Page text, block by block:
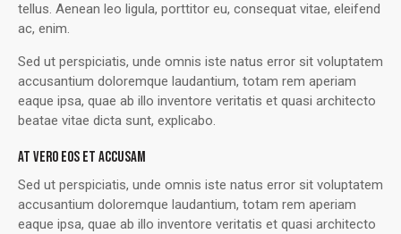
tellus. Aenean leo ligula, porttitor eu, consequat vitae, eleifend
ac, enim.
Sed ut perspiciatis, unde omnis iste natus error sit voluptatem
accusantium doloremque laudantium, totam rem aperiam
eaque ipsa, quae ab illo inventore veritatis et quasi architecto
beatae vitae dicta sunt, explicabo.
AT VERO EOS ET ACCUSAM
Sed ut perspiciatis, unde omnis iste natus error sit voluptatem
accusantium doloremque laudantium, totam rem aperiam
eaque ipsa, quae ab illo inventore veritatis et quasi architecto